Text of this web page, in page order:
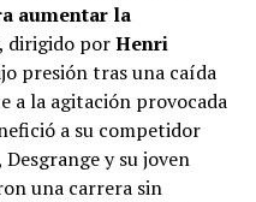
aumentar la
dirigido porHenri
presión tras una caída
a la agitación provocada
a su competidor
y su joven
una carrera sin